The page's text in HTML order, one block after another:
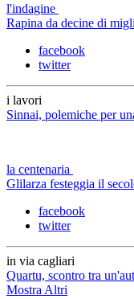
l'indagine
Rapina da decine di
facebook
twitter
i lavori
Sinnai, polemiche per
la centenaria
Glilarza festeggia il
facebook
twitter
in via cagliari
Quartu, scontro tra
Mostra Altri